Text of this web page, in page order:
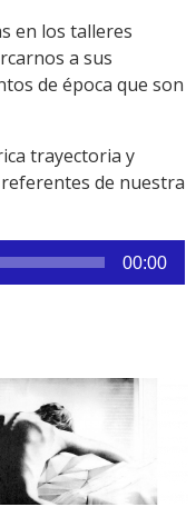
en los talleres
a sus
de época que son
trayectoria y
de nuestra
00:00